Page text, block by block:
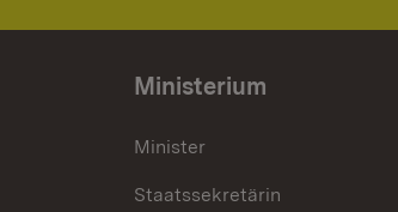
Ministerium
Minister
Staatssekretärin